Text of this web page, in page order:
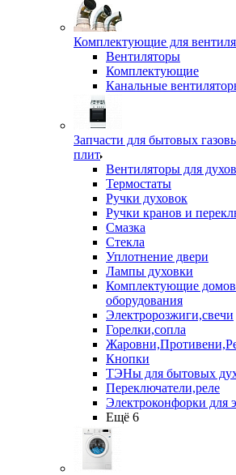
Комплектующие для
Вентиляторы
Комплектующие
Канальные
Запчасти для бытовых
плит
Вентиляторы для
Термостаты
Ручки духовок
Ручки кранов и
Смазка
Стекла
Уплотнение двери
Лампы духовки
Комплектующие
оборудования
Электророзжиги,свечи
Горелки,сопла
Кнопки
ТЭНы для бытовых
Переключатели,реле
Электроконфорки для
Ещё 6